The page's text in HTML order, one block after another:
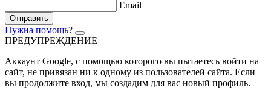
Email
Отправить
Нужна помощь?
ПРЕДУПРЕЖДЕНИЕ
Аккаунт Google, с помощью которого вы пытаетесь войти на
сайт, не привязан ни к одному из пользователей сайта. Если
вы продолжите вход, мы создадим для вас новый профиль.